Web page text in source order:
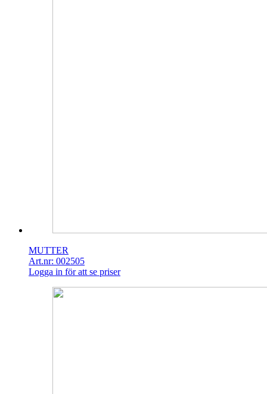
MUTTER
Art.nr: 002505
Logga in för att se priser